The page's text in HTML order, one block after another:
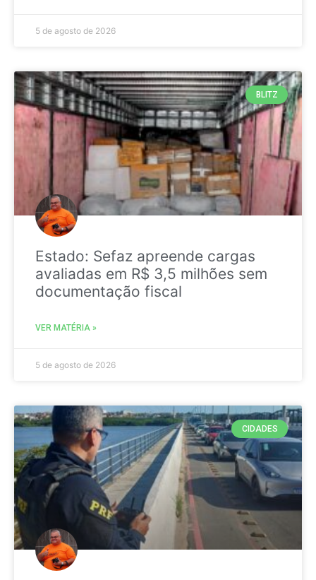
5 de agosto de 2026
BLITZ
Estado: Sefaz apreende cargas
avaliadas em R$ 3,5 milhões sem
documentação fiscal
VER MATÉRIA »
5 de agosto de 2026
CIDADES